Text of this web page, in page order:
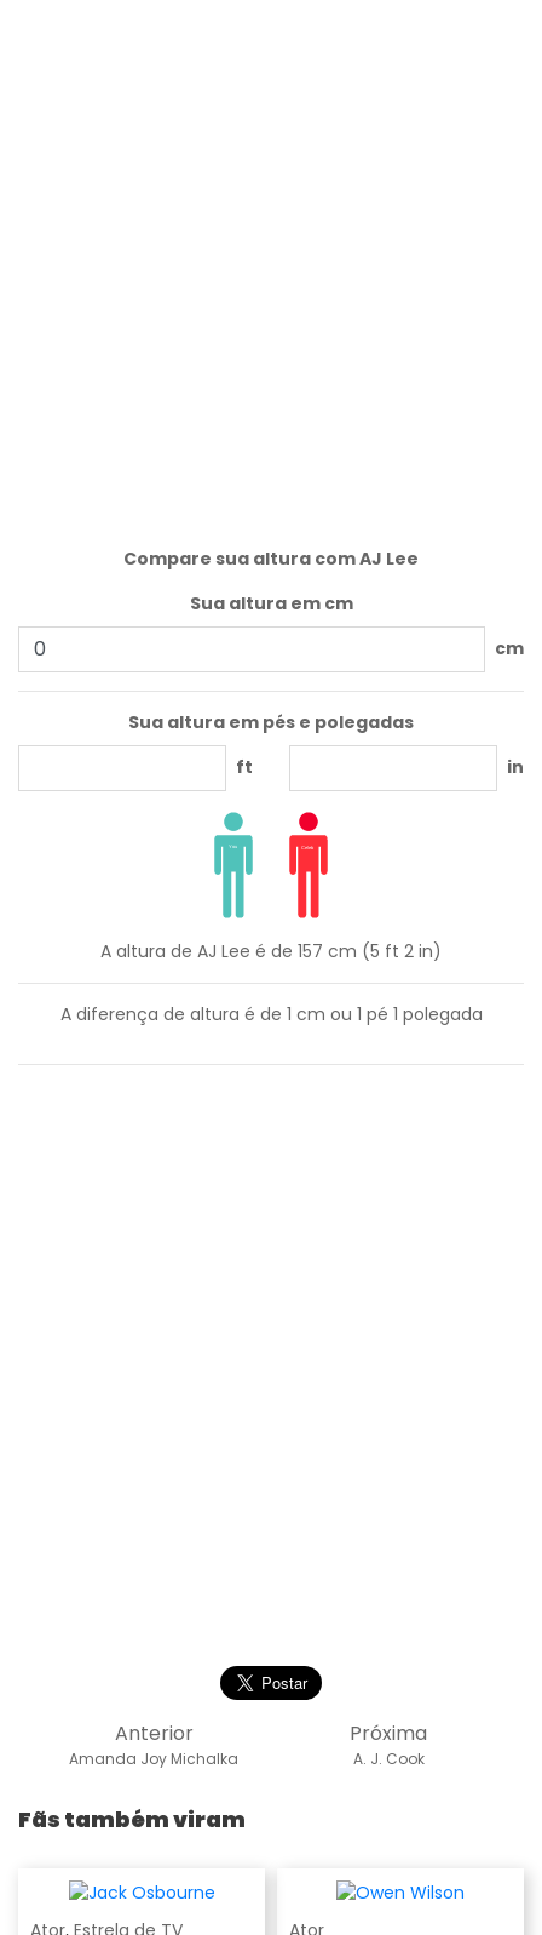
Compare sua altura com AJ Lee
Sua altura em cm
cm
Sua altura em pés e polegadas
ft
in
A altura de AJ Lee é de 157 cm (5 ft 2 in)
A diferença de altura é de 1 cm ou 1 pé 1 polegada
Próxima
A. J. Cook
Anterior
Amanda Joy Michalka
Fãs também viram